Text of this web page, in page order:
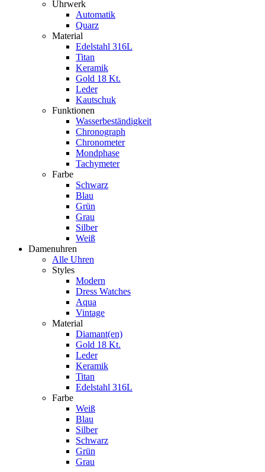
Uhrwerk
Automatik
Quarz
Material
Edelstahl 316L
Titan
Keramik
Gold 18 Kt.
Leder
Kautschuk
Funktionen
Wasserbeständigkeit
Chronograph
Chronometer
Mondphase
Tachymeter
Farbe
Schwarz
Blau
Grün
Grau
Silber
Weiß
Damenuhren
Alle Uhren
Styles
Modern
Dress Watches
Aqua
Vintage
Material
Diamant(en)
Gold 18 Kt.
Leder
Keramik
Titan
Edelstahl 316L
Farbe
Weiß
Blau
Silber
Schwarz
Grün
Grau